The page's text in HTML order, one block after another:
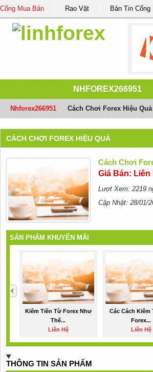
Cổng Mua Bán Rao Vặt Bản Tin Cổng
NHFOREX266951
Nhforex266951 Cách Chơi Forex Hiệu Quả
CÁCH CHƠI FOREX HIỆU QUẢ
Cách Chơi
Giá Bán: Liên
Lượt Xem: 2219
Cập Nhật: 28/01/
SẢN PHẨM KHUYẾN MÃI
Kiếm Tiền Từ Forex Như
Thế...
Liên Hệ
Các Cách Kiếm
Forex...
Liên Hệ
THÔNG TIN SẢN PHẨM